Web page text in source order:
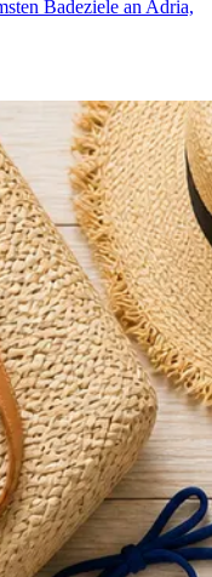
Badeziele an Adria,